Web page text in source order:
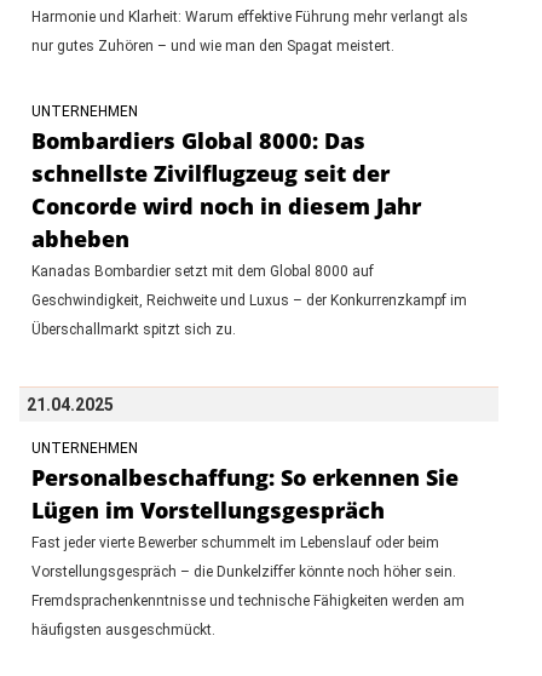
Harmonie und Klarheit: Warum effektive Führung mehr verlangt als
nur gutes Zuhören – und wie man den Spagat meistert.
UNTERNEHMEN
Bombardiers Global 8000: Das
schnellste Zivilflugzeug seit der
Concorde wird noch in diesem Jahr
abheben
Kanadas Bombardier setzt mit dem Global 8000 auf
Geschwindigkeit, Reichweite und Luxus – der Konkurrenzkampf im
Überschallmarkt spitzt sich zu.
21.04.2025
UNTERNEHMEN
Personalbeschaffung: So erkennen Sie
Lügen im Vorstellungsgespräch
Fast jeder vierte Bewerber schummelt im Lebenslauf oder beim
Vorstellungsgespräch – die Dunkelziffer könnte noch höher sein.
Fremdsprachenkenntnisse und technische Fähigkeiten werden am
häufigsten ausgeschmückt.